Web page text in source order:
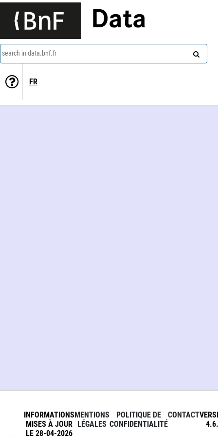
Data
search in data.bnf.fr
FR
INFORMATIONS
MISES À JOUR
LE 28-04-2026
MENTIONS
LÉGALES
POLITIQUE DE
CONFIDENTIALITÉ
CONTACT